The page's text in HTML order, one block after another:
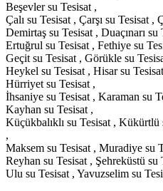
Beşevler su Tesisat ,
Çalı su Tesisat , Çarşı su Tesisat ,
Demirtaş su Tesisat , Duaçınarı
Ertuğrul su Tesisat , Fethiye su
Geçit su Tesisat , Görükle su
Heykel su Tesisat , Hisar su
Hürriyet su Tesisat ,
İhsaniye su Tesisat , Karaman su
Kayhan su Tesisat ,
Küçükbalıklı su Tesisat , Kükürtlü
,
Maksem su Tesisat , Muradiye su
Reyhan su Tesisat , Şehreküstü su
Ulu su Tesisat , Yavuzselim su